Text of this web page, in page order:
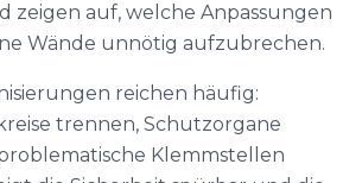
zeigen auf, welche Anpassungen
Wände unnötig aufzubrechen.
reichen häufig:
trennen, Schutzorgane
Klemmstellen